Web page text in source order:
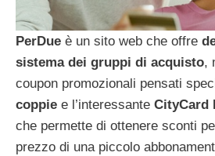
PerDue è un sito web che offre
sistema dei gruppi di acquisto,
coupon promozionali pensati
coppie e l’interessante CityCard
che permette di ottenere sconti
prezzo di una piccolo